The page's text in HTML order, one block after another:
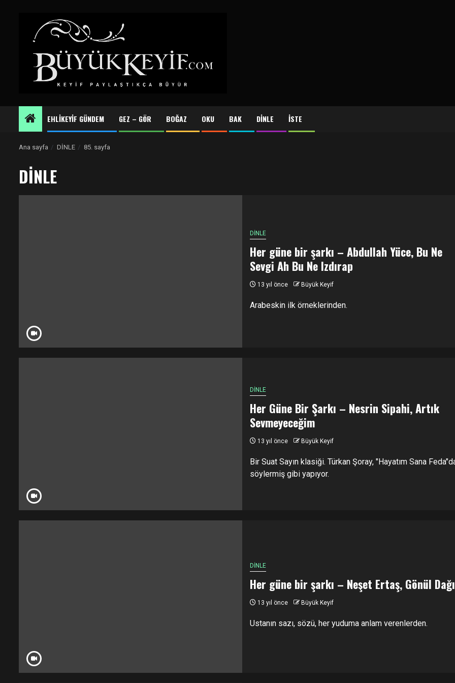
EHLİKEYİF GÜNDEM GEZ – GÖR BOĞAZ OKU BAK DİNLE İSTE
Ana sayfa DİNLE 85. sayfa
DİNLE
DİNLE
Her güne bir şarkı – Abdullah Yüce, Bu Ne
Sevgi Ah Bu Ne Izdırap
13 yıl önce Büyük Keyif
Arabeskin ilk örneklerinden.
DİNLE
Her Güne Bir Şarkı – Nesrin Sipahi, Artık
Sevmeyeceğim
13 yıl önce Büyük Keyif
Bir Suat Sayın klasiği. Türkan Şoray, "Hayatım Sana
söylermiş gibi yapıyor.
DİNLE
Her güne bir şarkı – Neşet Ertaş, Gönül Dağı
13 yıl önce Büyük Keyif
Ustanın sazı, sözü, her yuduma anlam verenlerden.